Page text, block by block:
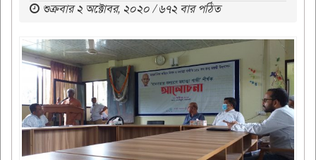
শুক্রবার ২ অক্টোবর, ২০২০ / ৬৭২ বার পঠিত